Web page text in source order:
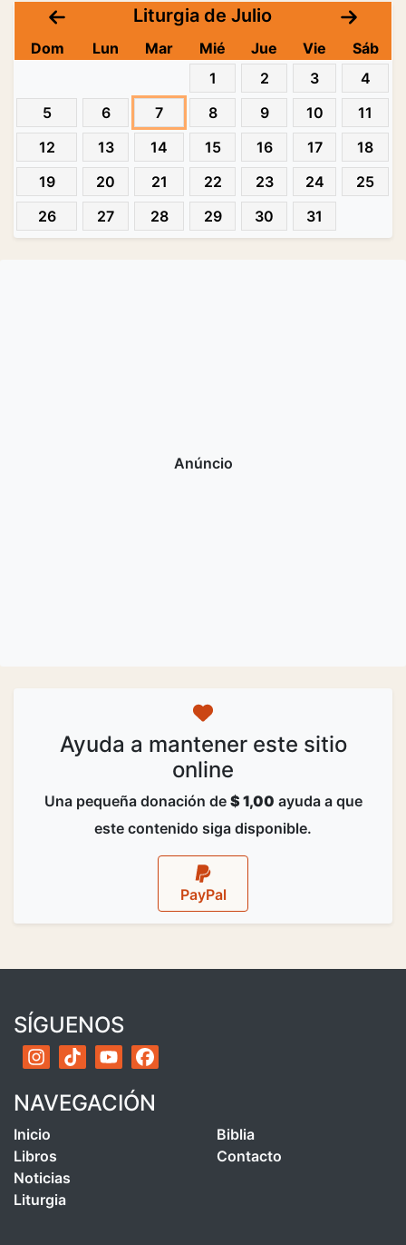
Liturgia de Julio
Dom Lun Mar Mié Jue Vie
Sáb
1
2 3
4
5
6 7 8 9 10
11
12
13 14 15 16 17
18
19
20 21 22 23 24
25
26
27 28 29 30 31
Ayuda a mantener este sitio
online
Una pequeña donación de $ 1,00 ayuda a que
este contenido siga disponible.
PayPal
SÍGUENOS
NAVEGACIÓN
Inicio
Libros
Noticias
Liturgia
Biblia
Contacto